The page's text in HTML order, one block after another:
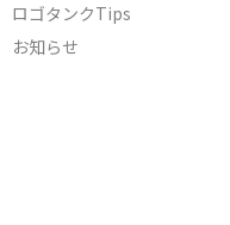
ロゴタンクTips
お知らせ